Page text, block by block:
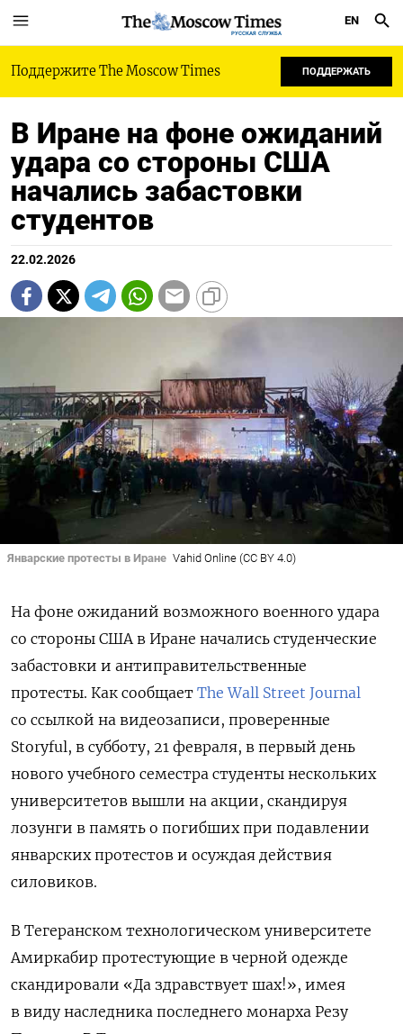
РУССКАЯ СЛУЖБА
EN
Поддержите The Moscow Times ПОДДЕРЖАТЬ
В Иране на фоне ожиданий
удара со стороны США
начались забастовки
студентов
22.02.2026
Январские протесты в Иране Vahid Online (CC BY 4.0)
На фоне ожиданий возможного военного удара
со стороны США в Иране начались студенческие
забастовки и антиправительственные
протесты. Как сообщает The Wall Street Journal
со ссылкой на видеозаписи, проверенные
Storyful, в субботу, 21 февраля, в первый день
нового учебного семестра студенты нескольких
университетов вышли на акции, скандируя
лозунги в память о погибших при подавлении
январских протестов и осуждая действия
силовиков.
В Тегеранском технологическом университете
Амиркабир протестующие в черной одежде
скандировали «Да здравствует шах!», имея
в виду наследника последнего монарха Резу